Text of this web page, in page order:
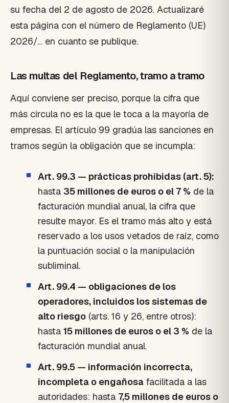
su fecha del 2 de agosto de 2026. Actualizaré
esta página con el número de Reglamento (UE)
2026/… en cuanto se publique.
Las multas del Reglamento, tramo a tramo
Aquí conviene ser preciso, porque la cifra que
más circula no es la que le toca a la mayoría de
empresas. El artículo 99 gradúa las sanciones en
tramos según la obligación que se incumpla:
Art. 99.3 — prácticas prohibidas (art. 5):
hasta 35 millones de euros o el 7 % de la
facturación mundial anual, la cifra que
resulte mayor. Es el tramo más alto y está
reservado a los usos vetados de raíz, como
la puntuación social o la manipulación
subliminal.
Art. 99.4 — obligaciones de los
operadores, incluidos los sistemas de
alto riesgo (arts. 16 y 26, entre otros):
hasta 15 millones de euros o el 3 % de la
facturación mundial anual.
Art. 99.5 — información incorrecta,
incompleta o engañosa facilitada a las
autoridades: hasta 7,5 millones de euros o